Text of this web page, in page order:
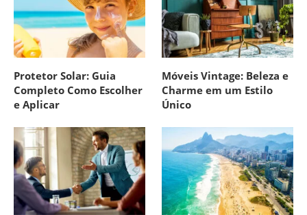
Protetor Solar: Guia
Completo Como Escolher
e Aplicar
Móveis Vintage: Beleza e
Charme em um Estilo
Único